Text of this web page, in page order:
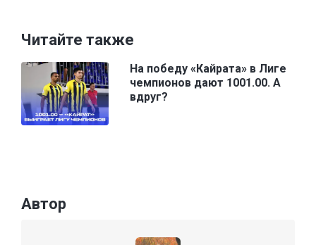
Читайте также
На победу «Кайрата» в Лиге
чемпионов дают 1001.00. А
вдруг?
Автор